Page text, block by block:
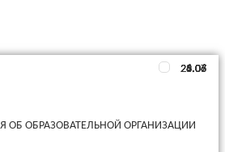
ОБ ОБРАЗОВАТЕЛЬНОЙ ОРГАНИЗАЦИИ
29.07
6.07
3.07
26.06
25.06
24.06